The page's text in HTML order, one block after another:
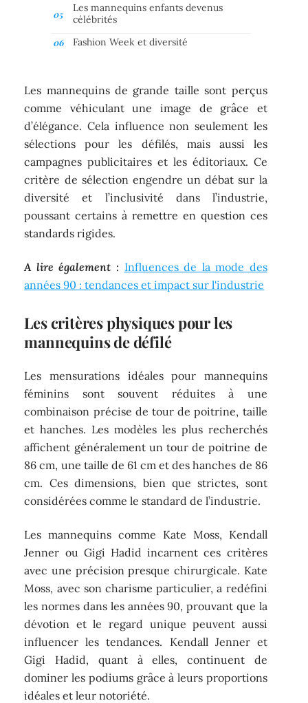
Les mannequins enfants devenus
célébrités
Fashion Week et diversité
Les mannequins de grande taille sont perçus
comme véhiculant une image de grâce et
d’élégance. Cela influence non seulement les
sélections pour les défilés, mais aussi les
campagnes publicitaires et les éditoriaux. Ce
critère de sélection engendre un débat sur la
diversité et l’inclusivité dans l’industrie,
poussant certains à remettre en question ces
standards rigides.
A lire également : Influences de la mode des
années 90 : tendances et impact sur l'industrie
Les critères physiques pour les
mannequins de défilé
Les mensurations idéales pour mannequins
féminins sont souvent réduites à une
combinaison précise de tour de poitrine, taille
et hanches. Les modèles les plus recherchés
affichent généralement un tour de poitrine de
86 cm, une taille de 61 cm et des hanches de 86
cm. Ces dimensions, bien que strictes, sont
considérées comme le standard de l’industrie.
Les mannequins comme Kate Moss, Kendall
Jenner ou Gigi Hadid incarnent ces critères
avec une précision presque chirurgicale. Kate
Moss, avec son charisme particulier, a redéfini
les normes dans les années 90, prouvant que la
dévotion et le regard unique peuvent aussi
influencer les tendances. Kendall Jenner et
Gigi Hadid, quant à elles, continuent de
dominer les podiums grâce à leurs proportions
idéales et leur notoriété.